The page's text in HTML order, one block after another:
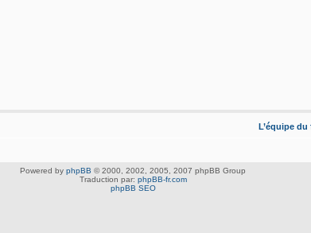
L’équipe du
Powered by phpBB © 2000, 2002, 2005, 2007 phpBB Group
Traduction par: phpBB-fr.com
phpBB SEO